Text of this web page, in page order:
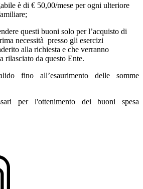
è di € 50,00/mese per ogni ulteriore
questi buoni solo per l’acquisto di
necessità presso gli esercizi
alla richiesta e che verranno
rilasciato da questo Ente.
fino all’esaurimento delle somme
per l'ottenimento dei buoni spesa